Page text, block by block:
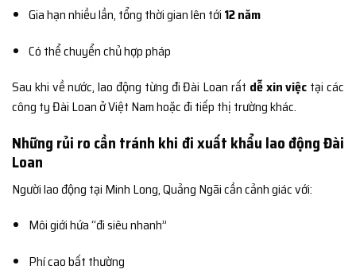
Gia hạn nhiều lần, tổng thời gian lên tới 12 năm
Có thể chuyển chủ hợp pháp
Sau khi về nước, lao động từng đi Đài Loan rất dễ xin việc tại các
công ty Đài Loan ở Việt Nam hoặc đi tiếp thị trường khác.
Những rủi ro cần tránh khi đi xuất khẩu lao động Đài
Loan
Người lao động tại Minh Long, Quảng Ngãi cần cảnh giác với:
Môi giới hứa “đi siêu nhanh”
Phí cao bất thường